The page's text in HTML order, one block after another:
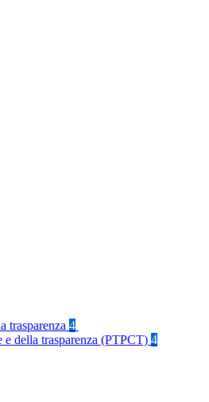
trasparenza 4
della trasparenza (PTPCT) 4